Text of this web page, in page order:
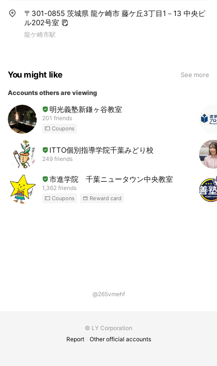
〒301-0855 茨城県 龍ケ崎市 藤ケ丘3丁目1－13 中央ビ
ル202号室
龍ケ崎市駅
You might like See more
Accounts others are viewing
明光義塾新鎌ヶ谷教室
201 friends
Coupons
ITTO個別指導学院千葉みどり校
249 friends
市進学院 千葉ニュータウン中央教室
1,362 friends
Coupons Reward card
@265vmehf
© LY Corporation
Report
Other official accounts